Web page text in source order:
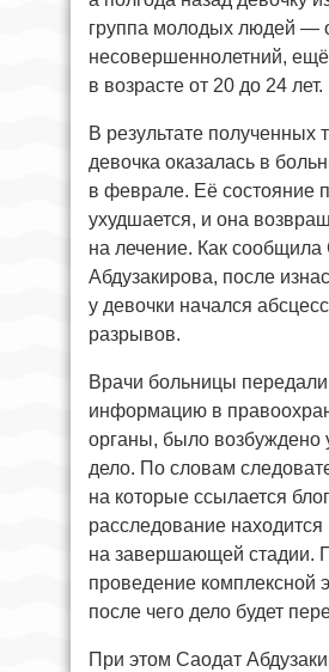
группа молодых людей —
несовершеннолетний,
в возрасте от 20 до 24 лет.
В результате полученных
девочка оказалась в
в феврале. Её состояние
ухудшается, и она
на лечение. Как сообщила
Абдузакирова, после
у девочки начался
разрывов.
Врачи больницы передали
информацию в
органы, было возбуждено
дело. По словам
на которые ссылается
расследование находится
на завершающей стадии.
проведение комплексной
после чего дело будет
При этом Саодат